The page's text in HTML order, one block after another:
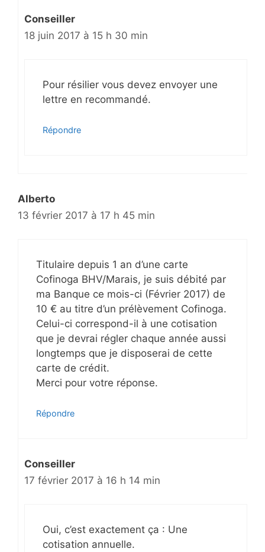
Conseiller
18 juin 2017 à 15 h 30 min
Pour résilier vous devez envoyer une
lettre en recommandé.
Répondre
Alberto
13 février 2017 à 17 h 45 min
Titulaire depuis 1 an d’une carte
Cofinoga BHV/Marais, je suis débité par
ma Banque ce mois-ci (Février 2017) de
10 € au titre d’un prélèvement Cofinoga.
Celui-ci correspond-il à une cotisation
que je devrai régler chaque année aussi
longtemps que je disposerai de cette
carte de crédit.
Merci pour votre réponse.
Répondre
Conseiller
17 février 2017 à 16 h 14 min
Oui, c’est exactement ça : Une
cotisation annuelle.